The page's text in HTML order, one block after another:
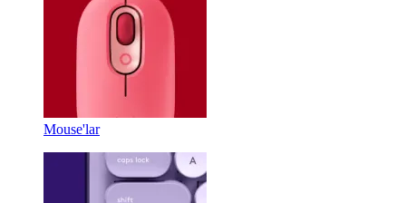
Mouse'lar